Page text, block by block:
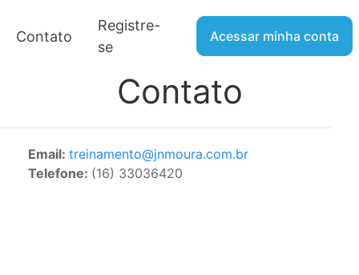
Contato
Registre-
se
Acessar minha conta
Contato
Email: treinamento@jnmoura.com.br
Telefone: (16) 33036420